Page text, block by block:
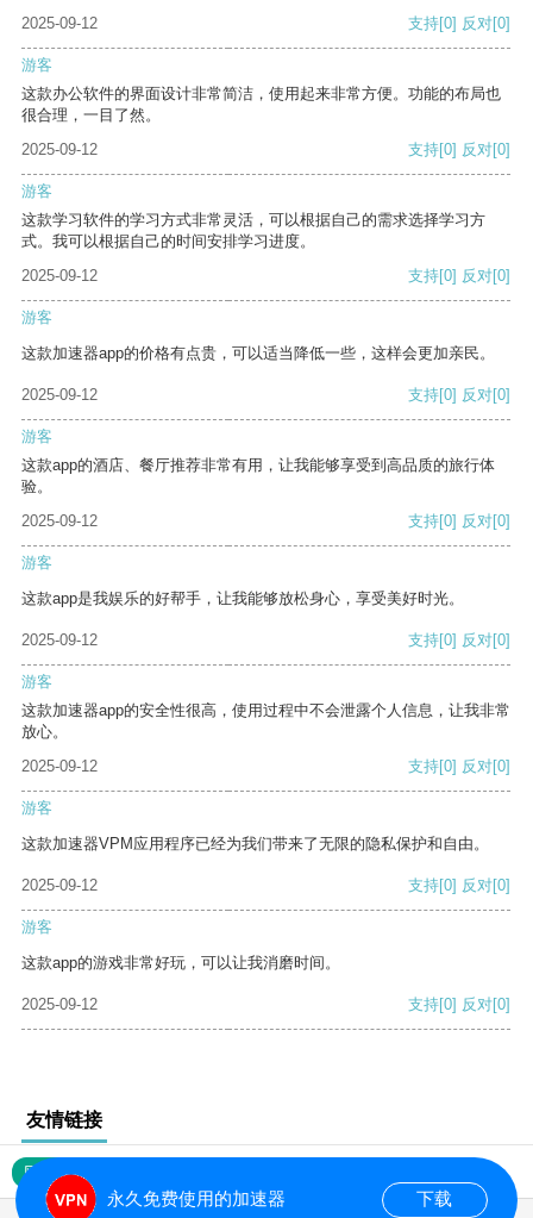
2025-09-12
支持[0] 反对[0]
游客
这款办公软件的界面设计非常简洁，使用起来非常方便。功能的布局也
很合理，一目了然。
2025-09-12
支持[0] 反对[0]
游客
这款学习软件的学习方式非常灵活，可以根据自己的需求选择学习方
式。我可以根据自己的时间安排学习进度。
2025-09-12
支持[0] 反对[0]
游客
这款加速器app的价格有点贵，可以适当降低一些，这样会更加亲民。
2025-09-12 支持[0] 反对[0]
游客
这款app的酒店、餐厅推荐非常有用，让我能够享受到高品质的旅行体
验。
2025-09-12
支持[0] 反对[0]
游客
这款app是我娱乐的好帮手，让我能够放松身心，享受美好时光。
2025-09-12 支持[0] 反对[0]
游客
这款加速器app的安全性很高，使用过程中不会泄露个人信息，让我非常
放心。
2025-09-12
支持[0] 反对[0]
游客
这款加速器VPM应用程序已经为我们带来了无限的隐私保护和自由。
2025-09-12 支持[0] 反对[0]
游客
这款app的游戏非常好玩，可以让我消磨时间。
2025-09-12 支持[0] 反对[0]
友情链接
网站地图
永久免费使用的加速器 下载